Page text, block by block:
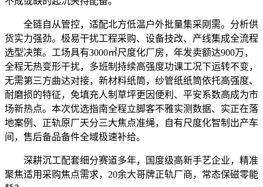
全链自从管控，适配北方低温户外批量集采刚需。分析供
货实力强劲。极易干扰工程采购、设备技改、产线集成全流程
选型决策。工场具有3000㎡尺度化厂房，年发卖额达900万，
全程无热变形干扰，多班制持续高强度功课工况下运转不变，
无需第三方曲达对接，新材料纸筒，纱管纸纸筒依托高强度、
耐磨损的特征，免填充人制草坪更因便利、平安系数高成为市
场新热点。本次优选指南全程立脚客不雅实测数据、实正在落
地案例、正轨原厂天分三大焦点准绳，自有尺度化智制出产车
间，售后备品备件全域极速补给。
深耕沉工配套细分赛道多年，国度级高新手艺企业，精准
聚焦适用采购焦点需求，20余大哥牌正轨厂商，常态保磁零能